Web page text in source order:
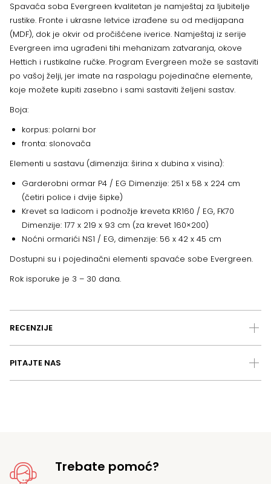
Spavaća soba Evergreen kvalitetan je namještaj za ljubitelje
rustike. Fronte i ukrasne letvice izrađene su od medijapana
(MDF), dok je okvir od pročišćene iverice. Namještaj iz serije
Evergreen ima ugrađeni tihi mehanizam zatvaranja, okove
Hettich i rustikalne ručke. Program Evergreen može se sastaviti
po vašoj želji, jer imate na raspolagu pojedinačne elemente,
koje možete kupiti zasebno i sami sastaviti željeni sastav.
Boja:
korpus: polarni bor
fronta: slonovača
Elementi u sastavu (dimenzija: širina x dubina x visina):
Garderobni ormar P4 / EG Dimenzije: 251 x 58 x 224 cm
(četiri police i dvije šipke)
Krevet sa ladicom i podnožje kreveta KR160 / EG, FK70
Dimenzije: 177 x 219 x 93 cm (za krevet 160×200)
Noćni ormarići NS1 / EG, dimenzije: 56 x 42 x 45 cm
Dostupni su i pojedinačni elementi spavaće sobe Evergreen.
Rok isporuke je 3 – 30 dana.
RECENZIJE
PITAJTE NAS
Trebate pomoć?